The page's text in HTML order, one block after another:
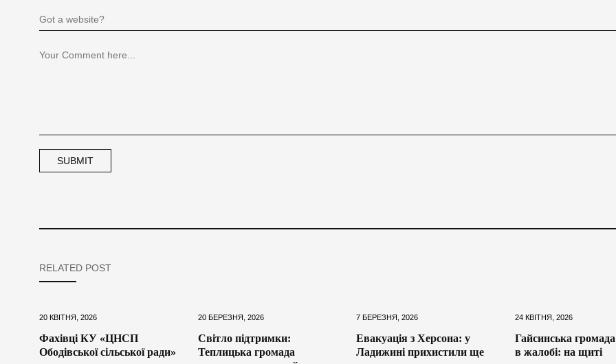
RELATED POST
20 КВІТНЯ, 2026
Фахівці КУ «ЦНСП
Ободівської сільської ради»
20 БЕРЕЗНЯ, 2026
Світло підтримки:
Теплицька громада
7 БЕРЕЗНЯ, 2026
Евакуація з Херсона: у
Ладижині прихистили ще
24 КВІТНЯ, 2026
Гайсинська
в жалобі: на щиті